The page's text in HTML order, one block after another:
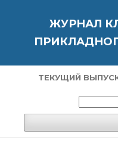
ЖУРНАЛ
ТЕКУЩИЙ